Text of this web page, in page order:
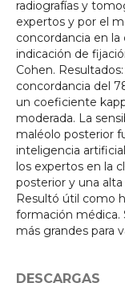
radiografías y
expertos y por el
concordancia en la
indicación de
Cohen.
concordancia del
un coeficiente
moderada. La
maléolo posterior
inteligencia
los expertos en la
posterior y una
Resultó útil como
formación médica.
más grandes para
DESCARGAS